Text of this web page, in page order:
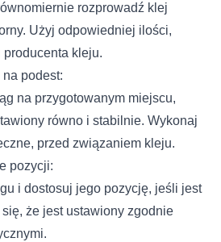
rozprowadź klej
Użyj odpowiedniej ilości,
kleju.
podest:
na przygotowanym miejscu,
równo i stabilnie. Wykonaj
przed związaniem kleju.
pozycji:
i dostosuj jego pozycję, jeśli jest
że jest ustawiony zgodnie